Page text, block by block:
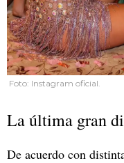
Foto: Instagram oficial.
La última gran
De acuerdo con